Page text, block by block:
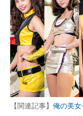
電子設計の基本と応用
エネルギーの専門メ
建設×テクノロジー
ちょっと気になるネ
【関連記事】 俺の美